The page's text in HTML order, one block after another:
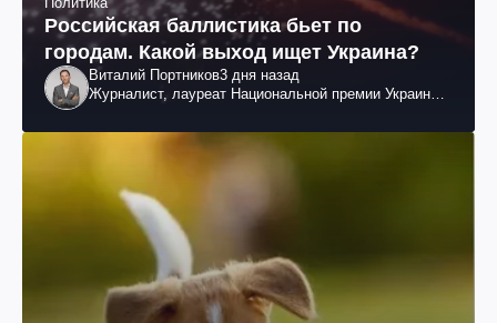
Российская баллистика бьет по
городам. Какой выход ищет Украина?
Виталий Портников3 дня назад
Журналист, лауреат Национальной премии Украины